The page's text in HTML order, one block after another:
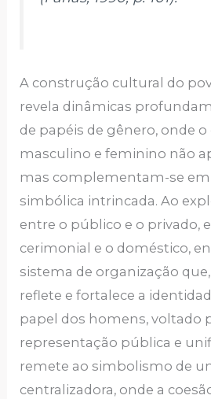
A construção cultural do
revela dinâmicas
de papéis de gênero, onde o
masculino e feminino não
mas complementam-se
simbólica intrincada. Ao
entre o público e o privado,
cerimonial e o doméstico,
sistema de organização
reflete e fortalece a
papel dos homens, voltado
representação pública e
remete ao simbolismo de
centralizadora, onde a